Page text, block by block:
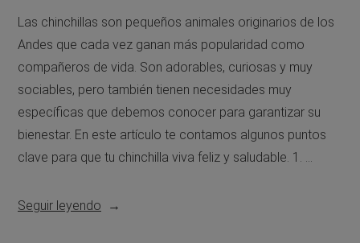
Las chinchillas son pequeños animales originarios de los
Andes que cada vez ganan más popularidad como
compañeros de vida. Son adorables, curiosas y muy
sociables, pero también tienen necesidades muy
específicas que debemos conocer para garantizar su
bienestar. En este artículo te contamos algunos puntos
clave para que tu chinchilla viva feliz y saludable. 1. …
Seguir leyendo